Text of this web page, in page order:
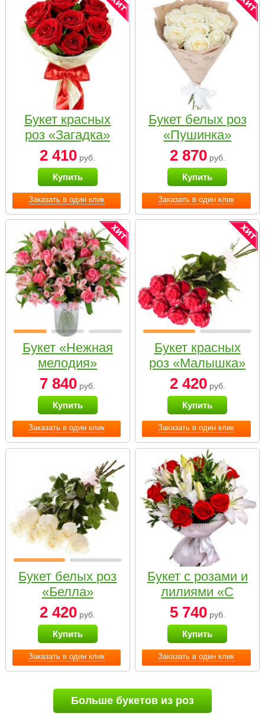
Заказать в один клик
Букет красных
роз «Загадка»
2 410 руб.
Купить
Заказать в один клик
Букет белых роз
«Пушинка»
2 870руб.
Купить
Заказать в один клик
Букет «Нежная
мелодия»
7 840 руб.
Купить
Заказать в один клик
Букет красных
роз «Малышка»
2 420руб.
Купить
Заказать в один клик
Букет белых роз
«Белла»
2 420 руб.
Купить
Заказать в один клик
Букет с розами и
лилиями «С
наилучшими
пожеланиями»
5 740руб.
Купить
Больше букетов из роз